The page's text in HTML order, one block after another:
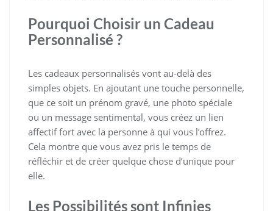
Pourquoi Choisir un Cadeau
Personnalisé ?
Les cadeaux personnalisés vont au-delà des
simples objets. En ajoutant une touche personnelle,
que ce soit un prénom gravé, une photo spéciale
ou un message sentimental, vous créez un lien
affectif fort avec la personne à qui vous l’offrez.
Cela montre que vous avez pris le temps de
réfléchir et de créer quelque chose d’unique pour
elle.
Les Possibilités sont Infinies